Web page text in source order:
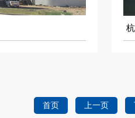
首页 上一页